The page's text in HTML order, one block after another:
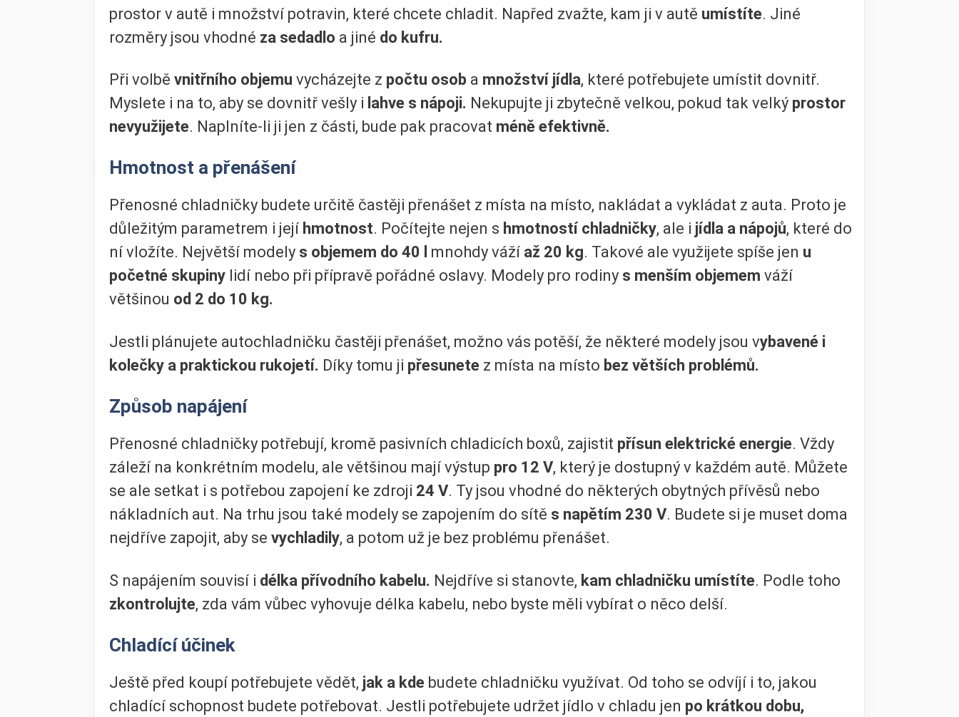
prostor v autě i množství potravin, které chcete chladit. Napřed zvažte, kam ji v autě umístíte. Jiné
rozměry jsou vhodné za sedadlo a jiné do kufru.
Při volbě vnitřního objemu vycházejte z počtu osob a množství jídla, které potřebujete umístit dovnitř.
Myslete i na to, aby se dovnitř vešly i lahve s nápoji. Nekupujte ji zbytečně velkou, pokud tak velký prostor
nevyužijete. Naplníte-li ji jen z části, bude pak pracovat méně efektivně.
Hmotnost a přenášení
Přenosné chladničky budete určitě častěji přenášet z místa na místo, nakládat a vykládat z auta. Proto je
důležitým parametrem i její hmotnost. Počítejte nejen s hmotností chladničky, ale i jídla a nápojů, které do
ní vložíte. Největší modely s objemem do 40 l mnohdy váží až 20 kg. Takové ale využijete spíše jen u
početné skupiny lidí nebo při přípravě pořádné oslavy. Modely pro rodiny s menším objemem váží
většinou od 2 do 10 kg.
Jestli plánujete autochladničku častěji přenášet, možno vás potěší, že některé modely jsou vybavené i
kolečky a praktickou rukojetí. Díky tomu ji přesunete z místa na místo bez větších problémů.
Způsob napájení
Přenosné chladničky potřebují, kromě pasivních chladicích boxů, zajistit přísun elektrické energie. Vždy
záleží na konkrétním modelu, ale většinou mají výstup pro 12 V, který je dostupný v každém autě. Můžete
se ale setkat i s potřebou zapojení ke zdroji 24 V. Ty jsou vhodné do některých obytných přívěsů nebo
nákladních aut. Na trhu jsou také modely se zapojením do sítě s napětím 230 V. Budete si je muset doma
nejdříve zapojit, aby se vychladily, a potom už je bez problému přenášet.
S napájením souvisí i délka přívodního kabelu. Nejdříve si stanovte, kam chladničku umístíte. Podle toho
zkontrolujte, zda vám vůbec vyhovuje délka kabelu, nebo byste měli vybírat o něco delší.
Chladící účinek
Ještě před koupí potřebujete vědět, jak a kde budete chladničku využívat. Od toho se odvíjí i to, jakou
chladící schopnost budete potřebovat. Jestli potřebujete udržet jídlo v chladu jen po krátkou dobu,